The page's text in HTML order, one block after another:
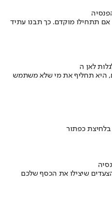
תתחילו מוקדם. כך תבנו עתיד
היא תחליף את מי שלא משתמש
כפתור
שיצילו את הכסף שלכם